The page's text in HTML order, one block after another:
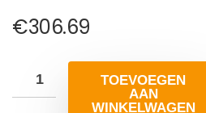
€306.69
TOEVOEGEN
AAN
WINKELWAGEN